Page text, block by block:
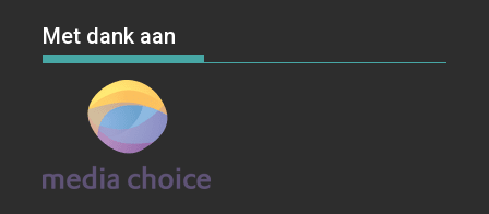
Met dank aan